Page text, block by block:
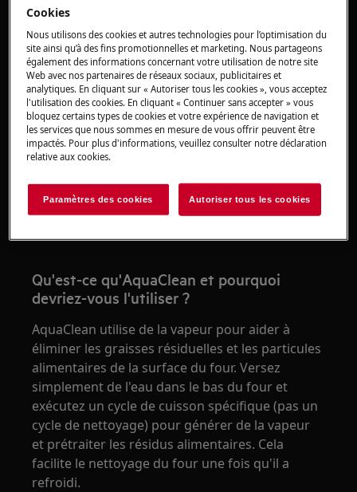
maintenir un four propre. Il prétraite les
déversements et les éclaboussures de
nourriture pour faciliter l'élimination des
résidus, même les plus tenaces. Profitez d'un
entretien du four sans effort avec AquaClean.
Différents modèles de four AEG peuvent
contenir différentes fonctions de nettoyage
vous à la notice d'utilisation de votre four pour
découvrir les fonctions dont vous disposez pour
Qu'est-ce qu'AquaClean et pourquoi
devriez-vous l'utiliser ?
AquaClean utilise de la vapeur pour aider à
éliminer les graisses résiduelles et les particules
alimentaires de la surface du four. Versez
simplement de l'eau dans le bas du four et
exécutez un cycle de cuisson spécifique (pas un
cycle de nettoyage) pour générer de la vapeur
et prétraiter les résidus alimentaires. Cela
facilite le nettoyage du four une fois qu'il a
refroidi.
Cookies
Nous utilisons des cookies et autres technologies pour l’optimisation du
site ainsi qu’à des fins promotionnelles et marketing. Nous partageons
également des informations concernant votre utilisation de notre site
Web avec nos partenaires de réseaux sociaux, publicitaires et
analytiques. En cliquant sur « Autoriser tous les cookies », vous acceptez
l'utilisation des cookies. En cliquant « Continuer sans accepter » vous
bloquez certains types de cookies et votre expérience de navigation et
les services que nous sommes en mesure de vous offrir peuvent être
impactés. Pour plus d'informations, veuillez consulter notre déclaration
relative aux cookies.
Paramètres des cookies Autoriser tous les cookies